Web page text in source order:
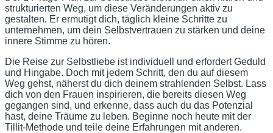
strukturierten Weg, um diese Veränderungen aktiv zu
gestalten. Er ermutigt dich, täglich kleine Schritte zu
unternehmen, um dein Selbstvertrauen zu stärken und deine
innere Stimme zu hören.
Die Reise zur Selbstliebe ist individuell und erfordert Geduld
und Hingabe. Doch mit jedem Schritt, den du auf diesem
Weg gehst, näherst du dich deinem strahlenden Selbst. Lass
dich von den Frauen inspirieren, die bereits diesen Weg
gegangen sind, und erkenne, dass auch du das Potenzial
hast, deine Träume zu leben. Beginne noch heute mit der
Tillit-Methode und teile deine Erfahrungen mit anderen.